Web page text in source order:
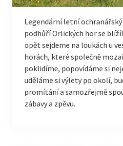
Legendární letní
podhůří Orlických hor se blíží!
opět sejdeme na loukách u
horách, které společně
poklidíme, popovídáme si
uděláme si výlety po okolí,
promítání a samozřejmě
zábavy a zpěvu.